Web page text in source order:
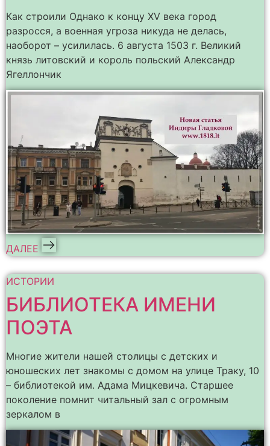
Как строили Однако к концу XV века город
разросся, а военная угроза никуда не делась,
наоборот – усилилась. 6 августа 1503 г. Великий
князь литовский и король польский Александр
Ягеллончик
ДАЛЕЕ
ИСТОРИИ
БИБЛИОТЕКА ИМЕНИ
ПОЭТА
Многие жители нашей столицы с детских и
юношеских лет знакомы с домом на улице Траку, 10
– библиотекой им. Адама Мицкевича. Старшее
поколение помнит читальный зал с огромным
зеркалом в